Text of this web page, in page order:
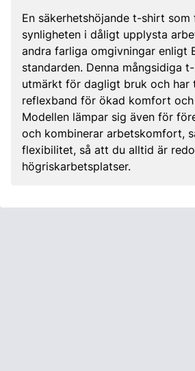
En säkerhetshöjande t-shirt
synligheten i dåligt upplysta
andra farliga omgivningar enligt
standarden. Denna mångsidiga
utmärkt för dagligt bruk och har
reflexband för ökad komfort och
Modellen lämpar sig även för
och kombinerar arbetskomfort,
flexibilitet, så att du alltid är
högriskarbetsplatser.